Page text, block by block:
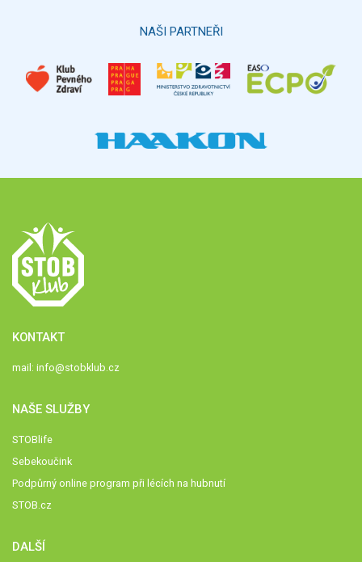
NAŠI PARTNEŘI
KONTAKT
mail: info@stobklub.cz
NAŠE SLUŽBY
STOBlife
Sebekoučink
Podpůrný online program při lécích na hubnutí
STOB.cz
DALŠÍ